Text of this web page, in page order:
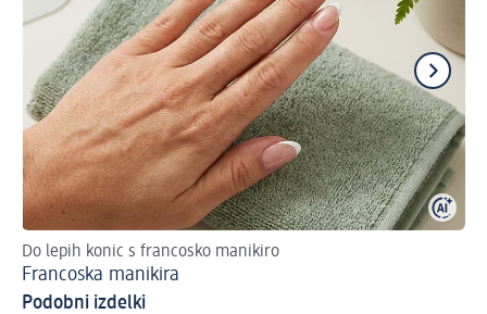
Do lepih konic s francosko manikiro
Francoska manikira
Podobni izdelki